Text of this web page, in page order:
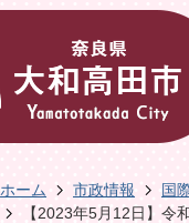
ホーム 市政情報 国
【2023年5月12日】令